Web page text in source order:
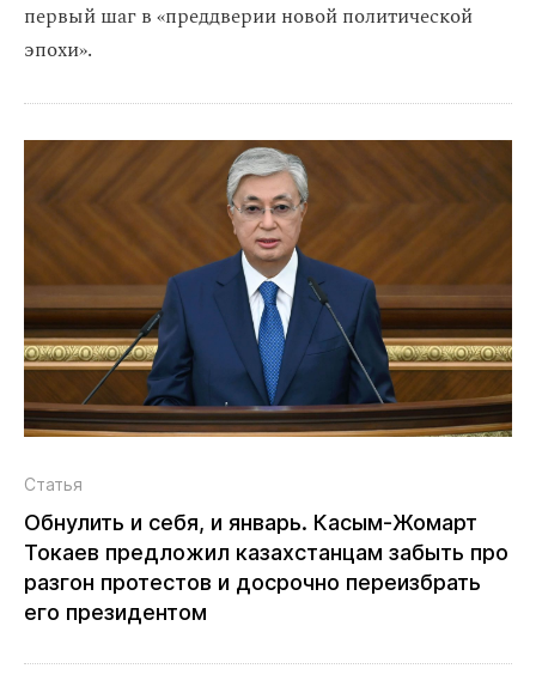
первый шаг в «преддверии новой политической
эпохи».
Статья
Обнулить и себя, и январь. Касым‑Жомарт
Токаев предложил казахстанцам забыть про
разгон протестов и досрочно переизбрать
его президентом